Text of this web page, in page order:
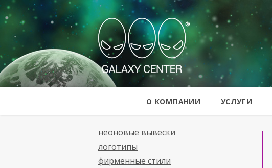
Galaxy Center
О КОМПАНИИ УСЛУГИ
неоновые вывески
логотипы
фирменные стили